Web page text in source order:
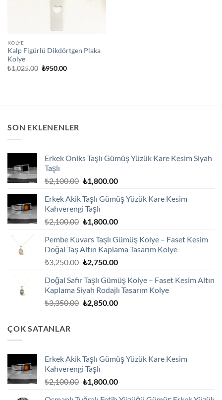
KOLYE
Kalp Figürlü Dikdörtgen Plaka
Kolye
₺1,025.00 Orijinal
₺950.00Şu
SON EKLENENLER
Erkek Oniks Taşlı Gümüş Yüzük Kare Kesim Siyah
Taşlı
₺2,100.00 Orijinal
₺2,100.00.
₺1,800.00Şu
fiyat:
Erkek Akik Taşlı Gümüş Yüzük Kare Kesim
Kahverengi Taşlı
₺2,100.00 Orijinal
₺2,100.00.
₺1,800.00Şu
fiyat:
₺1,800.00.
Pembe Kuvars Taşlı Gümüş Kolye – Faset Kesim
Doğal Taş Altın Kaplama Tasarım Kolye
₺3,250.00 Orijinal
₺3,250.00.
₺2,750.00Şu
fiyat:
₺2,750.00.
Doğal Safir Taşlı Gümüş Kolye – Faset Kesim Altın
Kaplama Siyah Rodajlı Tasarım Kolye
₺3,350.00 Orijinal
₺2,850.00Şu
ÇOK SATANLAR
Erkek Akik Taşlı Gümüş Yüzük Kare Kesim
Kahverengi Taşlı
₺2,100.00 Orijinal
₺1,800.00Şu